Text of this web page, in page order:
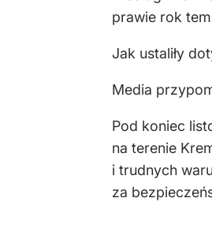
prawie rok
Jak ustaliły
Media
Pod koniec
na terenie
i trudnych
za